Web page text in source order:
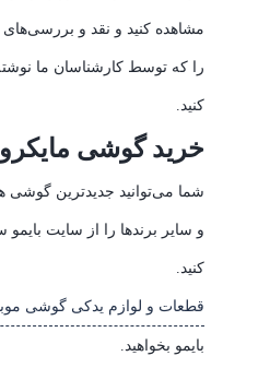
مشاهده کنید و نقد و
را که توسط کارشناسان ما
کنید.
خرید گوشی
شما می‌توانید جدیدترین گوشی
و سایر برندها را از سایت
کنید.
قطعات و لوازم یدکی گوشی
بایمو بخواهید.